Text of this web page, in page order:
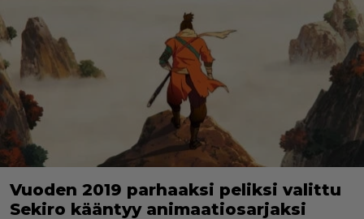
Vuoden 2019 parhaaksi peliksi valittu
Sekiro kääntyy animaatiosarjaksi